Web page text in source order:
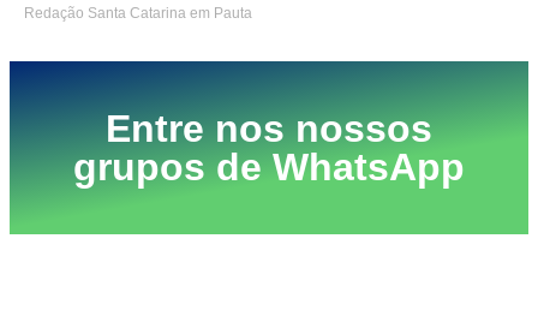
Redação Santa Catarina em Pauta
Entre nos nossos
grupos de WhatsApp